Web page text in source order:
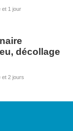
et 1 jour
décollage
et 2 jours